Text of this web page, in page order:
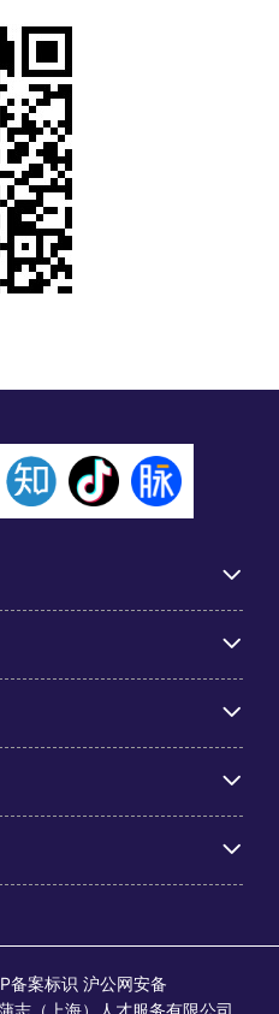
备案标识 沪公网安备
（上海）人才服务有限公司